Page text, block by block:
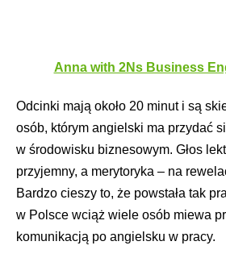
Anna with 2Ns Business
Odcinki mają około 20 minut i są
osób, którym angielski ma przydać
w środowisku biznesowym. Głos
przyjemny, a merytoryka – na
Bardzo cieszy to, że powstała tak
w Polsce wciąż wiele osób miewa
komunikacją po angielsku w pracy.